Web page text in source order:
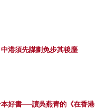
中港須先謀劃免步其後塵
好書──讀吳燕青的《在香港